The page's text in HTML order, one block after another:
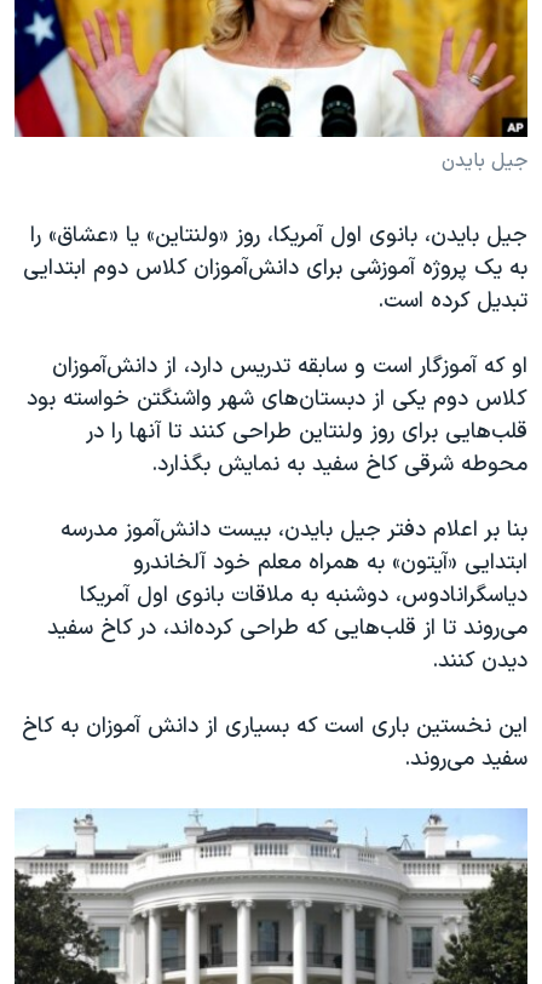
فرهنگ و زندگی
حقوق شهروندی
اقتصادی
علم و فناوری
گالری عکس
آرشیو پخش زنده
مستندها
انتخابات ریاست جمهوری آمریکا ۲۰۲۴
حمله جمهوری اسلامی به اسرائیل
رمز مهسا
اعتراضات زن، زندگی، آزادی
مجموعه مستندهای دادخواهی
دادگاه حمید نوری
چهل سال گروگان‌گیری
قانون شفافیت دارائی کادر رهبری ایران
اسرائیل در جنگ
نرگس محمدی برنده جایزه نوبل صلح
همایش محافظه‌کاران آمریکا «سی‌پک»
صفحه‌های ویژه
سفر پرزیدنت ترامپ به چین
دنبال کنید
جیل بایدن
جیل بایدن، بانوی اول آمریکا، روز «ولنتاین» یا «عشاق» را
به یک پروژه آموزشی برای دانش‌آموزان کلاس دوم ابتدایی
تبدیل کرده است.
او که آموزگار است و سابقه تدریس دارد، از دانش‌آموزان
کلاس دوم‌ یکی از دبستان‌های شهر واشنگتن خواسته بود
قلب‌هایی برای روز ولنتاین طراحی کنند تا آنها را در
محوطه شرقی کاخ سفید به نمایش بگذارد.
بنا بر اعلام دفتر جیل بایدن، بیست دانش‌آموز مدرسه
ابتدایی «آیتون» به همراه معلم خود آلخاندرو
دیاسگرانادوس، دوشنبه به ملاقات بانوی اول آمریکا
می‌روند تا از قلب‌هایی که طراحی کرده‌اند، در کاخ سفید
دیدن کنند.
این نخستین باری است که بسیاری از دانش آموزان به کاخ
سفید می‌روند.